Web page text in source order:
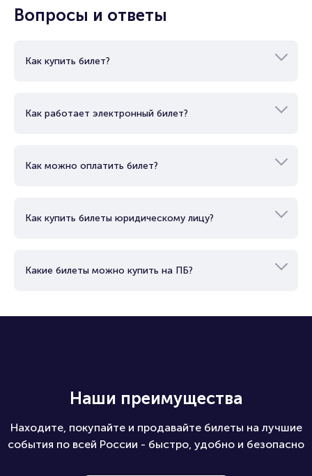
Вопросы и ответы
Как купить билет?
Как работает электронный билет?
Как можно оплатить билет?
Как купить билеты юридическому лицу?
Какие билеты можно купить на ПБ?
Наши преимущества
Находите, покупайте и продавайте билеты на лучшие
события по всей России - быстро, удобно и безопасно